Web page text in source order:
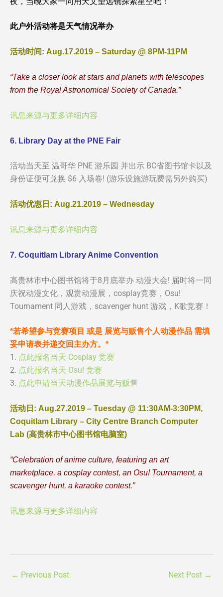
此户外活动将是天气情况举办
活动时间: Aug.17.2019 – Saturday @ 8PM-11PM
“Take a closer look at stars and planets with telescopes
from the Royal Astronomical Society of Canada.”
讯息来源与更多详细内容
6. Library Day at the PNE Fair
活动当天至 温哥华 PNE 游乐园 并出示 BC省图书馆卡以及
身份证便可兑换 $6 入场卷! (游乐设施游玩费需另外购买)
活动优惠日: Aug.21.2019 – Wednesday
讯息来源与更多详细内容
7. Coquitlam Library Anime Convention
高贵林市中心图书馆将于8月底举办 动漫大会! 届时将一同
庆祝动漫文化，观赏动漫展，cosplay竞赛，Osu!
Tournament 同人游戏，scavenger hunt 游戏，K歌竞赛！
*若希望参与竞赛项目 或是 展览与贩售个人动漫作品 需填
妥申请表并递交回主办方。*
1. 点此报名当天 Cosplay 竞赛
2. 点此报名当天 Osu! 竞赛
3. 点此申请当天动漫作品展览与贩售
活动日: Aug.27.2019 – Tuesday @ 11:30AM-3:30PM,
Coquitlam Library – City Centre Branch Computer
Lab (高贵林市中心图书馆电脑室)
“Celebration of anime culture, featuring an art
marketplace, a cosplay contest, an Osu! Tournament, a
scavenger hunt, a karaoke contest.”
讯息来源与更多详细内容
← Previous Post Next Post →